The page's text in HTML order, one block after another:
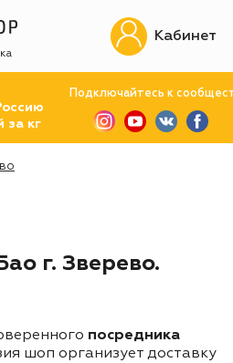
за кг
Подключайтесь к
Кабинет
г. Зверево.
посредника
шоп организует доставку